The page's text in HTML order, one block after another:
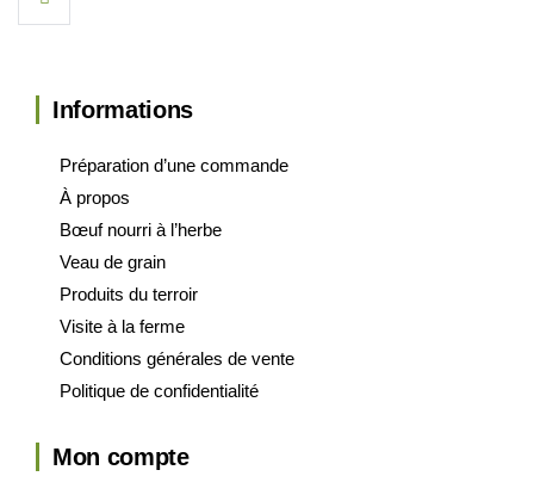
Informations
Préparation d’une commande
À propos
Bœuf nourri à l’herbe
Veau de grain
Produits du terroir
Visite à la ferme
Conditions générales de vente
Politique de confidentialité
Mon compte